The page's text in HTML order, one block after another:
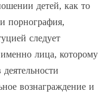
детей, как то
порнография,
следует
лица, которому
вознаграждение и